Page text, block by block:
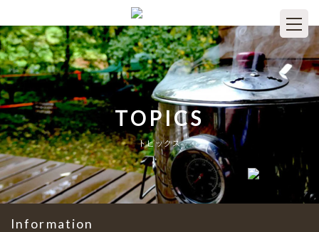
TOPICS
トピックス
Information